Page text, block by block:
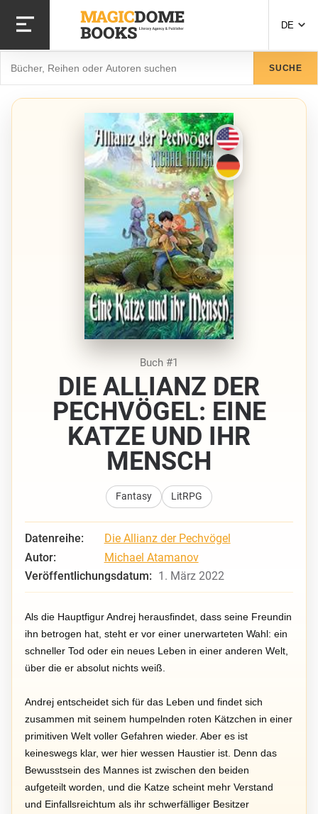
zum
Inhalt
DE
SUCHE
Buch #1
DIE ALLIANZ DER
PECHVÖGEL: EINE
KATZE UND IHR
MENSCH
Fantasy LitRPG
Datenreihe:
Die Allianz der Pechvögel
Autor:
Michael Atamanov
Veröffentlichungsdatum: 1. März 2022
Als die Hauptfigur Andrej herausfindet, dass seine Freundin
ihn betrogen hat, steht er vor einer unerwarteten Wahl: ein
schneller Tod oder ein neues Leben in einer anderen Welt,
über die er absolut nichts weiß.
Andrej entscheidet sich für das Leben und findet sich
zusammen mit seinem humpelnden roten Kätzchen in einer
primitiven Welt voller Gefahren wieder. Aber es ist
keineswegs klar, wer hier wessen Haustier ist. Denn das
Bewusstsein des Mannes ist zwischen den beiden
aufgeteilt worden, und die Katze scheint mehr Verstand
und Einfallsreichtum als ihr schwerfälliger Besitzer